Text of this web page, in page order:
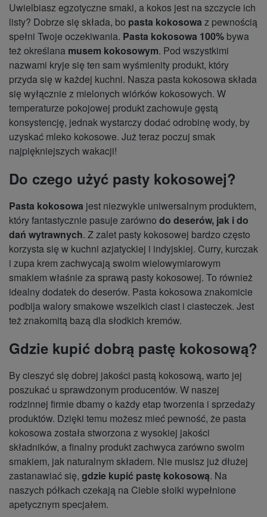
Uwielbiasz egzotyczne smaki, a kokos jest na szczycie ich
listy? Dobrze się składa, bo pasta kokosowa z pewnością
spełni Twoje oczekiwania. Pasta kokosowa 100% bywa
też określana musem kokosowym. Pod wszystkimi
nazwami kryje się ten sam wyśmienity produkt, który
przyda się w każdej kuchni. Nasza pasta kokosowa składa
się wyłącznie z mielonych wiórków kokosowych. W
temperaturze pokojowej produkt zachowuje gęstą
konsystencję, jednak wystarczy dodać odrobinę wody, by
uzyskać mleko kokosowe. Już teraz poczuj smak
najpiękniejszych wakacji!
Do czego użyć pasty kokosowej?
Pasta kokosowa jest niezwykle uniwersalnym produktem,
który fantastycznie pasuje zarówno do deserów, jak i do
dań wytrawnych. Z zalet pasty kokosowej bardzo często
korzysta się w kuchni azjatyckiej i indyjskiej. Curry, kurczak
i zupa krem zachwycają swoim wielowymiarowym
smakiem właśnie za sprawą pasty kokosowej. To również
idealny dodatek do deserów. Pasta kokosowa znakomicie
podbija walory smakowe wszelkich ciast i ciasteczek. Jest
też znakomitą bazą dla słodkich kremów.
Gdzie kupić dobrą pastę kokosową?
By cieszyć się dobrej jakości pastą kokosową, warto jej
poszukać u sprawdzonym producentów. W naszej
rodzinnej firmie dbamy o każdy etap tworzenia i sprzedaży
produktów. Dzięki temu możesz mieć pewność, że pasta
kokosowa została stworzona z wysokiej jakości
składników, a finalny produkt zachwyca zarówno swoim
smakiem, jak naturalnym składem. Nie musisz już dłużej
zastanawiać się, gdzie kupić pastę kokosową. Na
naszych półkach czekają na Ciebie słoiki wypełnione
apetycznym specjałem.